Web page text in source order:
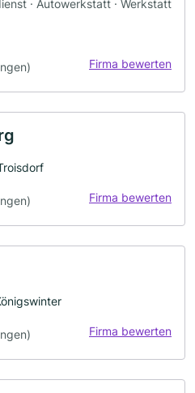
· Autowerkstatt · Werkstatt
Firma bewerten
Firma bewerten
Firma bewerten